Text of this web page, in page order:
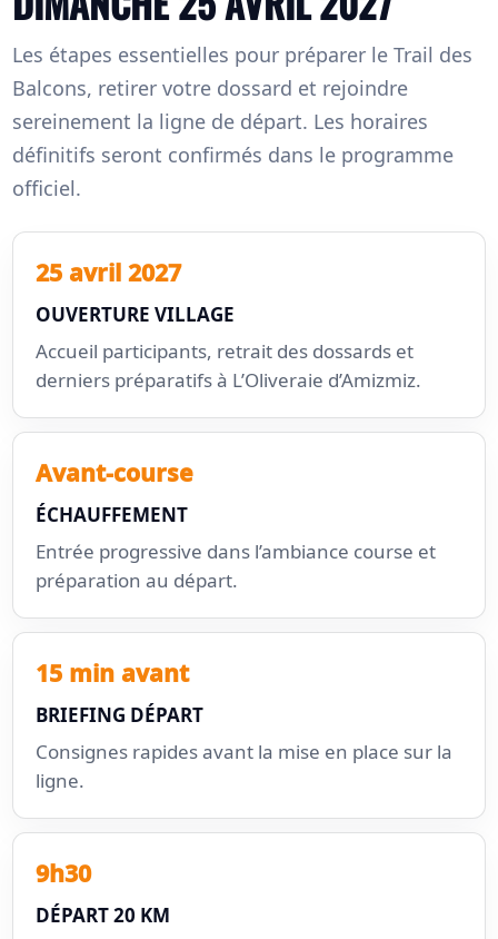
Les étapes essentielles pour préparer le Trail des
Balcons, retirer votre dossard et rejoindre
sereinement la ligne de départ. Les horaires
définitifs seront confirmés dans le programme
officiel.
25 avril 2027
OUVERTURE VILLAGE
Accueil participants, retrait des dossards et
derniers préparatifs à L’Oliveraie d’Amizmiz.
Avant-course
ÉCHAUFFEMENT
Entrée progressive dans l’ambiance course et
préparation au départ.
15 min avant
BRIEFING DÉPART
Consignes rapides avant la mise en place sur la
ligne.
9h30
DÉPART 20 KM